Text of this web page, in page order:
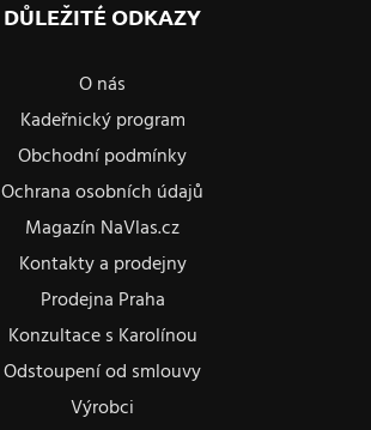
DŮLEŽITÉ ODKAZY
O nás
Kadeřnický program
Obchodní podmínky
Ochrana osobních údajů
Magazín NaVlas.cz
Kontakty a prodejny
Prodejna Praha
Konzultace s Karolínou
Odstoupení od smlouvy
Výrobci